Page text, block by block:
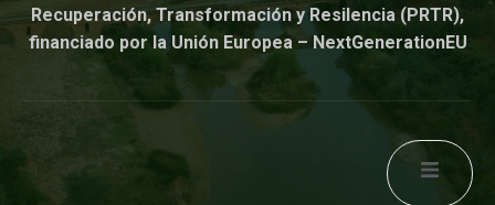
Recuperación, Transformación y Resilencia (PRTR),
financiado por la Unión Europea – NextGenerationEU